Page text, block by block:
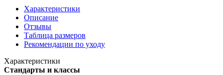
Характеристики
Описание
Отзывы
Таблица размеров
Рекомендации по уходу
Характеристики
Стандарты и классы